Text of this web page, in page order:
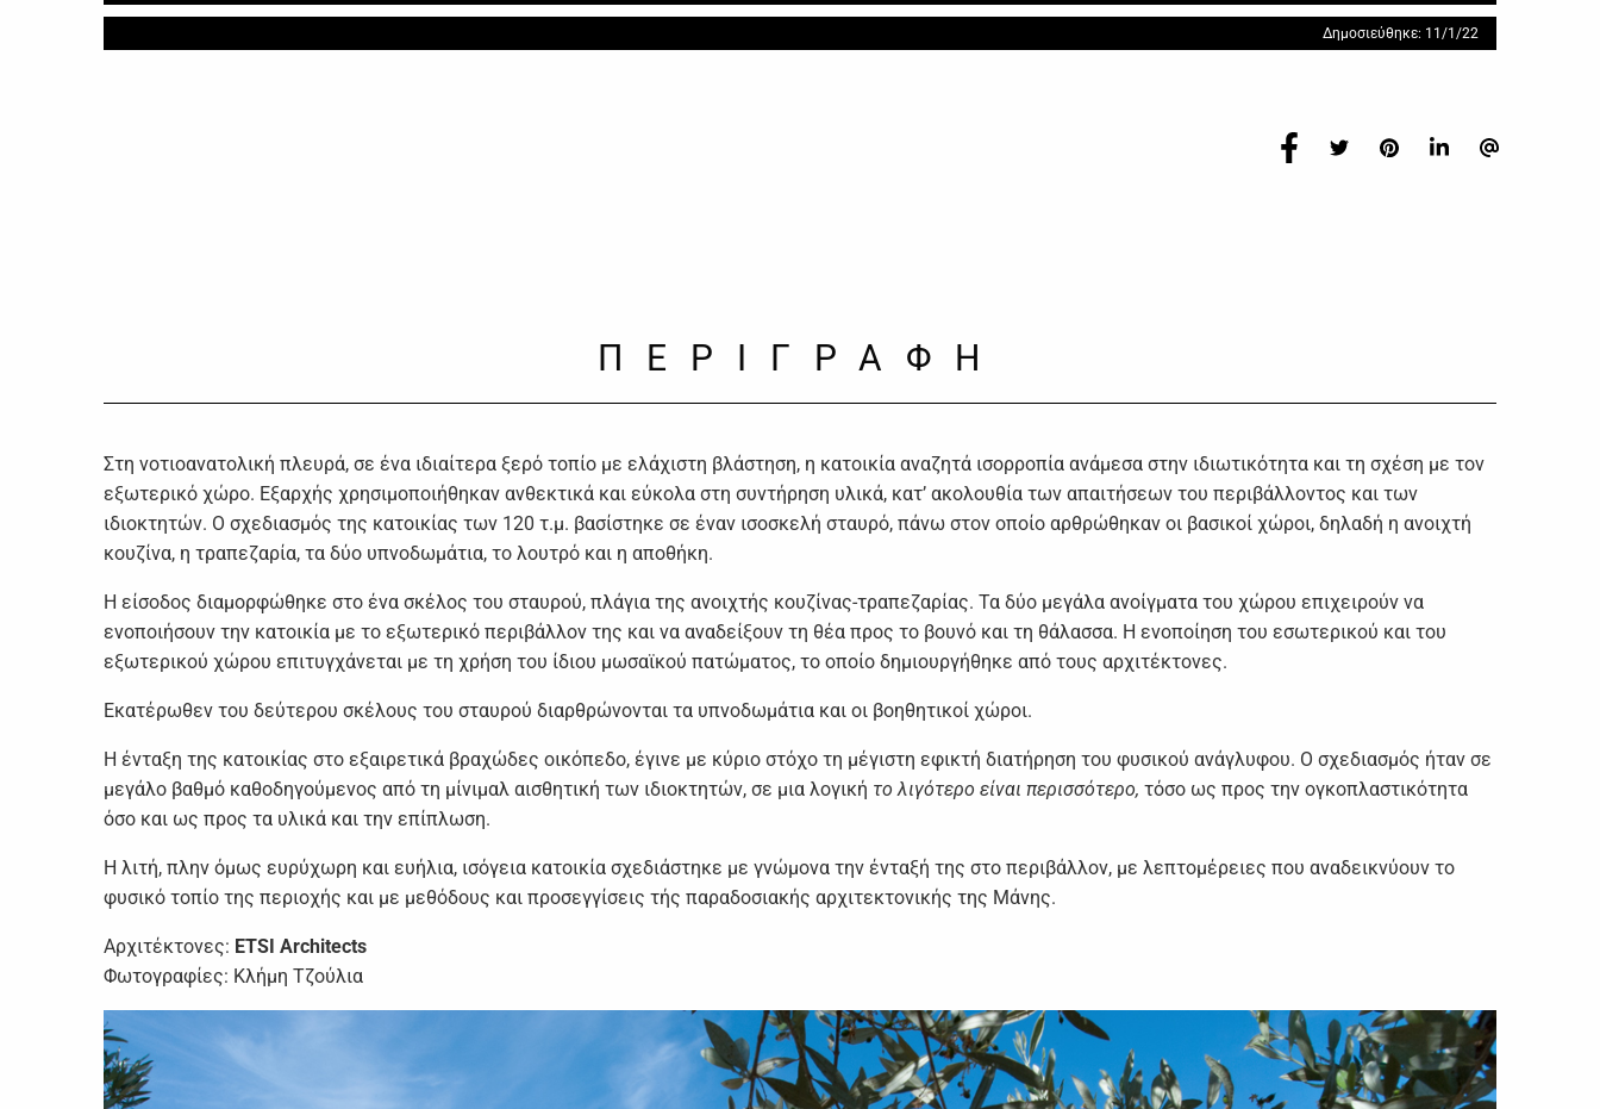
Δημοσιεύθηκε: 11/1/22
ΠΕΡΙΓΡΑΦΗ
Στη νοτιοανατολική πλευρά, σε ένα ιδιαίτερα ξερό τοπίο με ελάχιστη βλάστηση, η κατοικία αναζητά ισορροπία ανάμεσα στην ιδιωτικότητα και τη σχέση με τον
εξωτερικό χώρο. Εξαρχής χρησιμοποιήθηκαν ανθεκτικά και εύκολα στη συντήρηση υλικά, κατ’ ακολουθία των απαιτήσεων του περιβάλλοντος και των
ιδιοκτητών. Ο σχεδιασμός της κατοικίας των 120 τ.μ. βασίστηκε σε έναν ισοσκελή σταυρό, πάνω στον οποίο αρθρώθηκαν οι βασικοί χώροι, δηλαδή η ανοιχτή
κουζίνα, η τραπεζαρία, τα δύο υπνοδωμάτια, το λουτρό και η αποθήκη.
Η είσοδος διαμορφώθηκε στο ένα σκέλος του σταυρού, πλάγια της ανοιχτής κουζίνας-τραπεζαρίας. Τα δύο μεγάλα ανοίγματα του χώρου επιχειρούν να
ενοποιήσουν την κατοικία με το εξωτερικό περιβάλλον της και να αναδείξουν τη θέα προς το βουνό και τη θάλασσα. Η ενοποίηση του εσωτερικού και του
εξωτερικού χώρου επιτυγχάνεται με τη χρήση του ίδιου μωσαϊκού πατώματος, το οποίο δημιουργήθηκε από τους αρχιτέκτονες.
Εκατέρωθεν του δεύτερου σκέλους του σταυρού διαρθρώνονται τα υπνοδωμάτια και οι βοηθητικοί χώροι.
Η ένταξη της κατοικίας στο εξαιρετικά βραχώδες οικόπεδο, έγινε με κύριο στόχο τη μέγιστη εφικτή διατήρηση του φυσικού ανάγλυφου. Ο σχεδιασμός ήταν σε
μεγάλο βαθμό καθοδηγούμενος από τη μίνιμαλ αισθητική των ιδιοκτητών, σε μια λογική το λιγότερο είναι περισσότερο, τόσο ως προς την ογκοπλαστικότητα
όσο και ως προς τα υλικά και την επίπλωση.
Η λιτή, πλην όμως ευρύχωρη και ευήλια, ισόγεια κατοικία σχεδιάστηκε με γνώμονα την ένταξή της στο περιβάλλον, με λεπτομέρειες που αναδεικνύουν το
φυσικό τοπίο της περιοχής και με μεθόδους και προσεγγίσεις τής παραδοσιακής αρχιτεκτονικής της Μάνης.
Αρχιτέκτονες: ETSI Architects
Φωτογραφίες: Κλήμη Τζούλια